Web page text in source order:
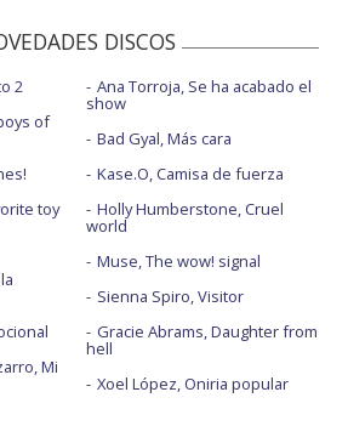
DISCOS
2
of
toy
Mi
Ana Torroja, Se ha acabado el
show
Bad Gyal, Más cara
Kase.O, Camisa de fuerza
Holly Humberstone, Cruel
world
Muse, The wow! signal
Sienna Spiro, Visitor
Gracie Abrams, Daughter from
hell
Xoel López, Oniria popular